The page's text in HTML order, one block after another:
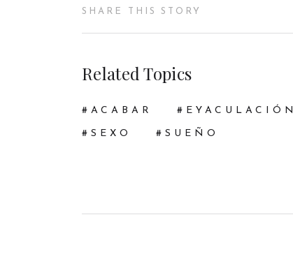
SHARE THIS STORY
Related Topics
ACABAR EYACULACIÓN
SEXO SUEÑO